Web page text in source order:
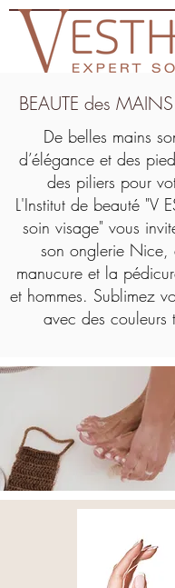
BEAUTE des
De belles mains
d’élégance et des
des piliers pour
L'Institut de beauté "V
soin visage" vous
son onglerie Nice,
manucure et la
et hommes. Sublimez
avec des couleurs